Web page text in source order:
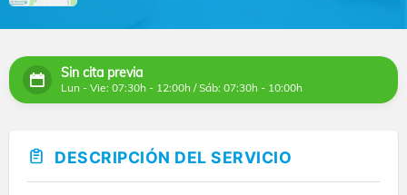
Sin cita previa
Lun - Vie: 07:30h - 12:00h / Sáb: 07:30h - 10:00h
DESCRIPCIÓN DEL SERVICIO